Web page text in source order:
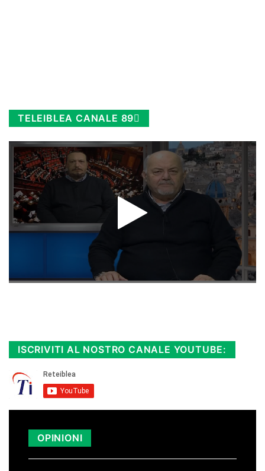
TELEIBLEA CANALE 89
ISCRIVITI AL NOSTRO CANALE YOUTUBE:
OPINIONI